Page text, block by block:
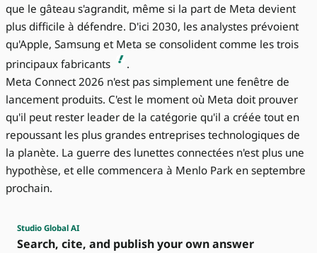
que le gâteau s'agrandit, même si la part de Meta devient
plus difficile à défendre. D'ici 2030, les analystes prévoient
qu'Apple, Samsung et Meta se consolident comme les trois
principaux fabricants
.
Meta Connect 2026 n'est pas simplement une fenêtre de
lancement produits. C'est le moment où Meta doit prouver
qu'il peut rester leader de la catégorie qu'il a créée tout en
repoussant les plus grandes entreprises technologiques de
la planète. La guerre des lunettes connectées n'est plus une
hypothèse, et elle commencera à Menlo Park en septembre
prochain.
Studio Global AI
Search, cite, and publish your own answer